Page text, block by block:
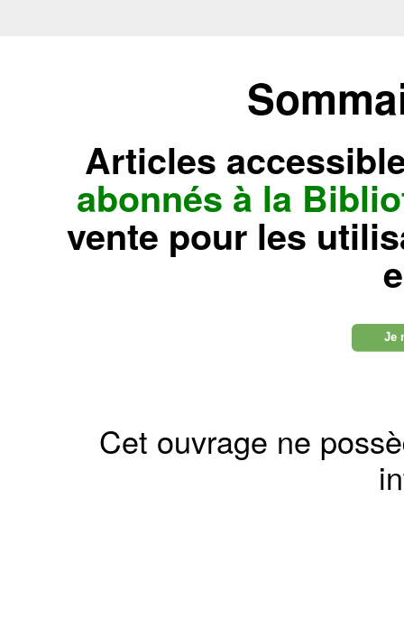
Articles
abonnés à la
vente pour les
Je
Cet ouvrage ne